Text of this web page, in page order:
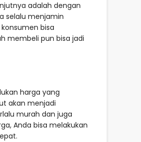
adalah dengan
selalu menjamin
bisa
membeli pun bisa jadi
harga yang
akan menjadi
murah dan juga
Anda bisa melakukan